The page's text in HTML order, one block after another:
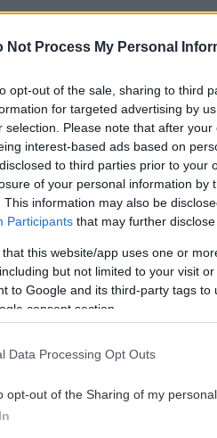
Not Process My Personal
opt-out of the sale, sharing to third
for targeted advertising by
selection. Please note that after
interest-based ads based on
to third parties prior to your
of your personal information by
This information may also be
Participants that may further
that this website/app uses one or
but not limited to your visit
to Google and its third-party tags
consent section.
Data Processing Opt Outs
opt-out of the Sharing of my personal